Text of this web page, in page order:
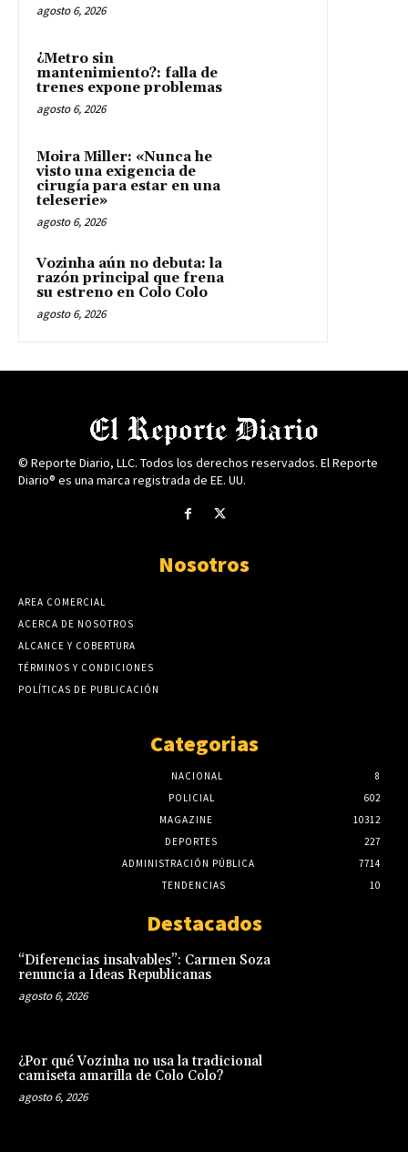
agosto 6, 2026
¿Metro sin
mantenimiento?: falla de
trenes expone problemas
agosto 6, 2026
Moira Miller: «Nunca he
visto una exigencia de
cirugía para estar en una
teleserie»
agosto 6, 2026
Vozinha aún no debuta: la
razón principal que frena
su estreno en Colo Colo
agosto 6, 2026
© Reporte Diario, LLC. Todos los derechos reservados. El Reporte
Diario® es una marca registrada de EE. UU.
Nosotros
AREA COMERCIAL
ACERCA DE NOSOTROS
ALCANCE Y COBERTURA
TÉRMINOS Y CONDICIONES
POLÍTICAS DE PUBLICACIÓN
Categorias
NACIONAL
8
POLICIAL
602
MAGAZINE
10312
DEPORTES
227
ADMINISTRACIÓN PÚBLICA
7714
TENDENCIAS
10
Destacados
“Diferencias insalvables”: Carmen Soza
renuncia a Ideas Republicanas
agosto 6, 2026
¿Por qué Vozinha no usa la tradicional
camiseta amarilla de Colo Colo?
agosto 6, 2026